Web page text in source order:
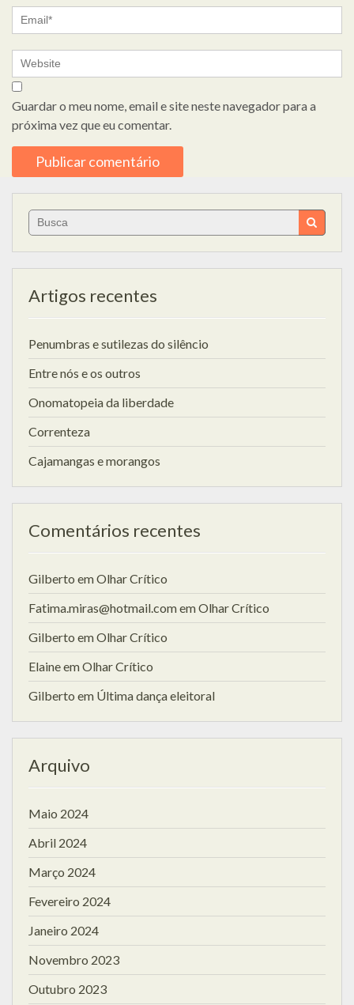
Guardar o meu nome, email e site neste navegador para a
próxima vez que eu comentar.
Search
for:
Artigos recentes
Penumbras e sutilezas do silêncio
Entre nós e os outros
Onomatopeia da liberdade
Correnteza
Cajamangas e morangos
Comentários recentes
Gilberto emOlhar Crítico
Fatima.miras@hotmail.comemOlhar Crítico
Gilberto emOlhar Crítico
ElaineemOlhar Crítico
Gilberto em Última dança eleitoral
Arquivo
Maio 2024
Abril 2024
Março 2024
Fevereiro 2024
Janeiro 2024
Novembro 2023
Outubro 2023